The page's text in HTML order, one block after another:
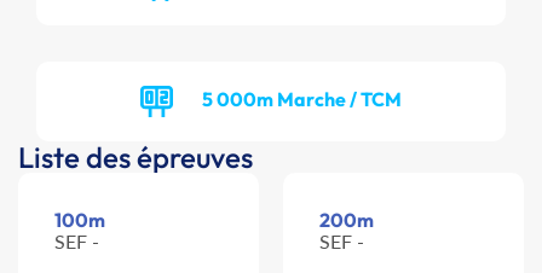
5 000m Marche / TCM
Liste des épreuves
100m
SEF -
200m
SEF -